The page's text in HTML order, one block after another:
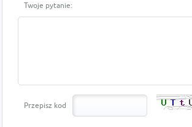
Twoje pytanie:
Przepisz kod